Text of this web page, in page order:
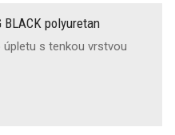
BLACK polyuretan
s tenkou vrstvou